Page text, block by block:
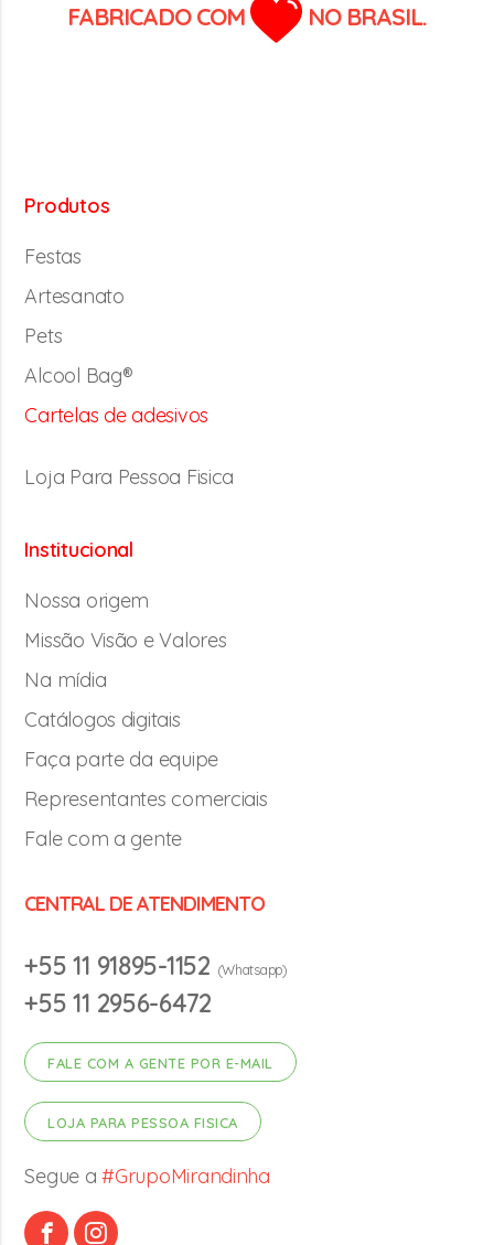
FABRICADO COM NO BRASIL.
Produtos
Festas
Artesanato
Pets
Alcool Bag®
Cartelas de adesivos
Loja Para Pessoa Fisica
Institucional
Nossa origem
Missão Visão e Valores
Na mídia
Catálogos digitais
Faça parte da equipe
Representantes comerciais
Fale com a gente
CENTRAL DE ATENDIMENTO
+55 11 91895-1152 (Whatsapp)
+55 11 2956-6472
FALE COM A GENTE POR E-MAIL
LOJA PARA PESSOA FISICA
Segue a#GrupoMirandinha